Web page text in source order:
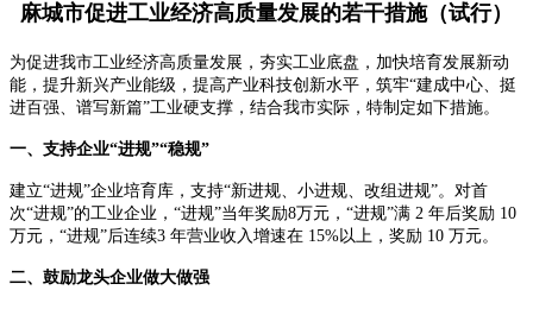
麻城市促进工业经济高质量发展的若干措施（试行）
为促进我市工业经济高质量发展，夯实工业底盘，加快培育发展新动
能，提升新兴产业能级，提高产业科技创新水平，筑牢“建成中心、挺
进百强、谱写新篇”工业硬支撑，结合我市实际，特制定如下措施。
一、支持企业“进规”“稳规”
建立“进规”企业培育库，支持“新进规、小进规、改组进规”。对首
次“进规”的工业企业，“进规”当年奖励8万元，“进规”满 2 年后奖励 10
万元，“进规”后连续3 年营业收入增速在 15%以上，奖励 10 万元。
二、鼓励龙头企业做大做强